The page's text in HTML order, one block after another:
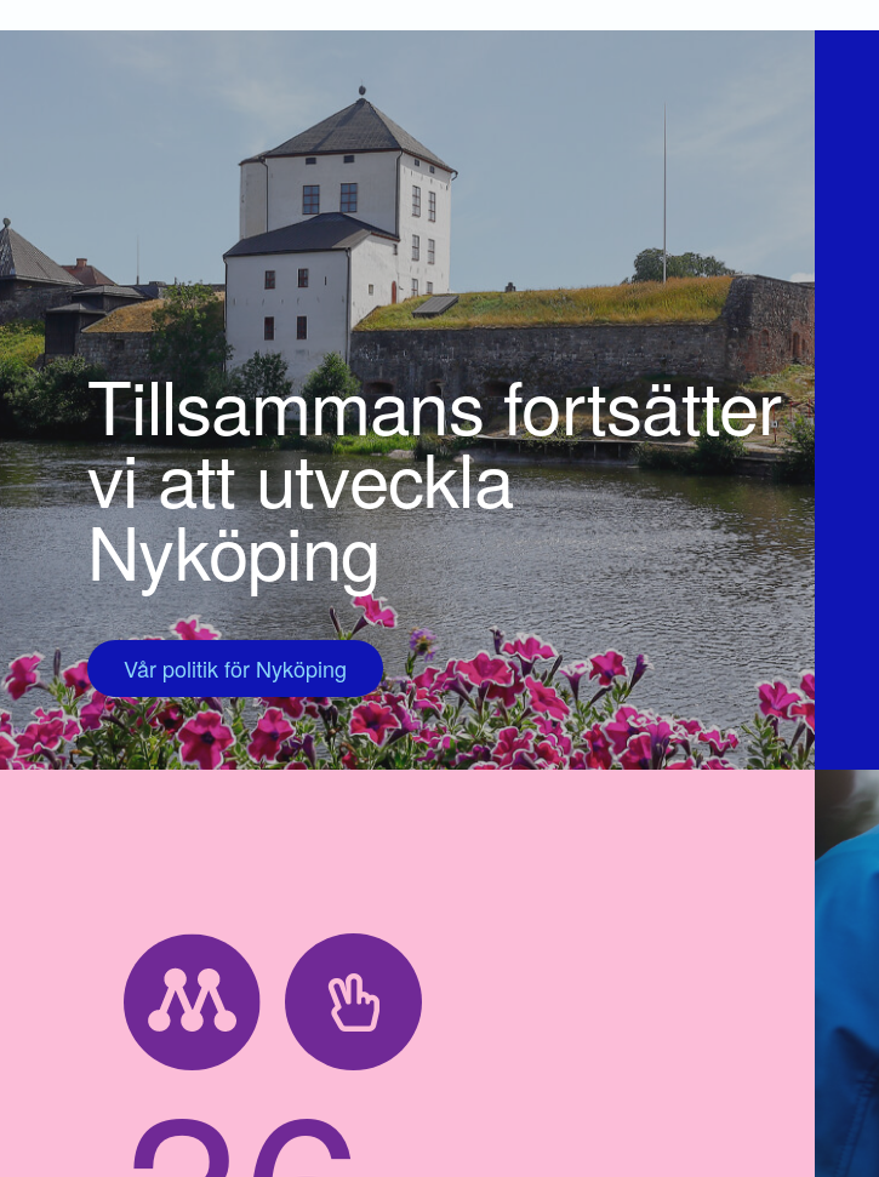
Tillsammans fortsätter
vi att utveckla
Nyköping
Vår politik för Nyköping